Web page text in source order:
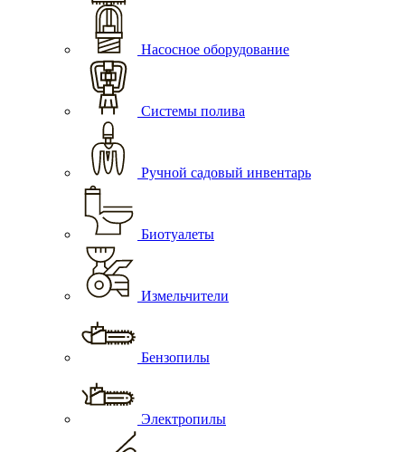
Насосное оборудование
Системы полива
Ручной садовый инвентарь
Биотуалеты
Измельчители
Бензопилы
Электропилы